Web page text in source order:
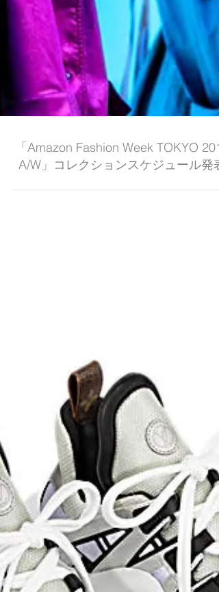
「Amazon Fashion Week TOKYO
A/W」コレクションスケジュール発表